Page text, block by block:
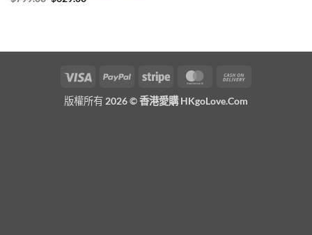
Visa PayPal Stripe MasterCard
版權所有 2026 ©香港愛購 HKgoLove.Com